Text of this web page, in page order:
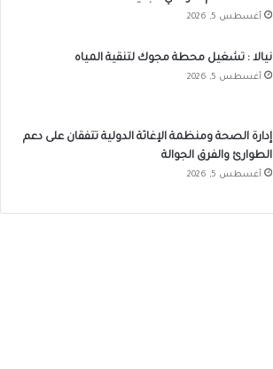
أغسطس 5, 2026
نيالا : تشغيل محطة مجوك لتنقية المياه
أغسطس 5, 2026
إدارة الصحة ومنظمة الإغاثة الدولية تتفقان على دعم
الطوارئ والفرق الجوالة
أغسطس 5, 2026